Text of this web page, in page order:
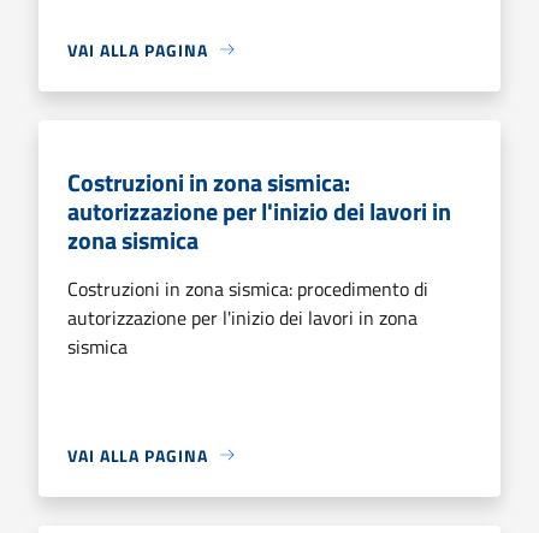
VAI ALLA PAGINA
Costruzioni in zona sismica:
autorizzazione per l'inizio dei lavori in
zona sismica
Costruzioni in zona sismica: procedimento di
autorizzazione per l'inizio dei lavori in zona
sismica
VAI ALLA PAGINA